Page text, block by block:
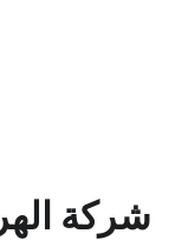
شركة